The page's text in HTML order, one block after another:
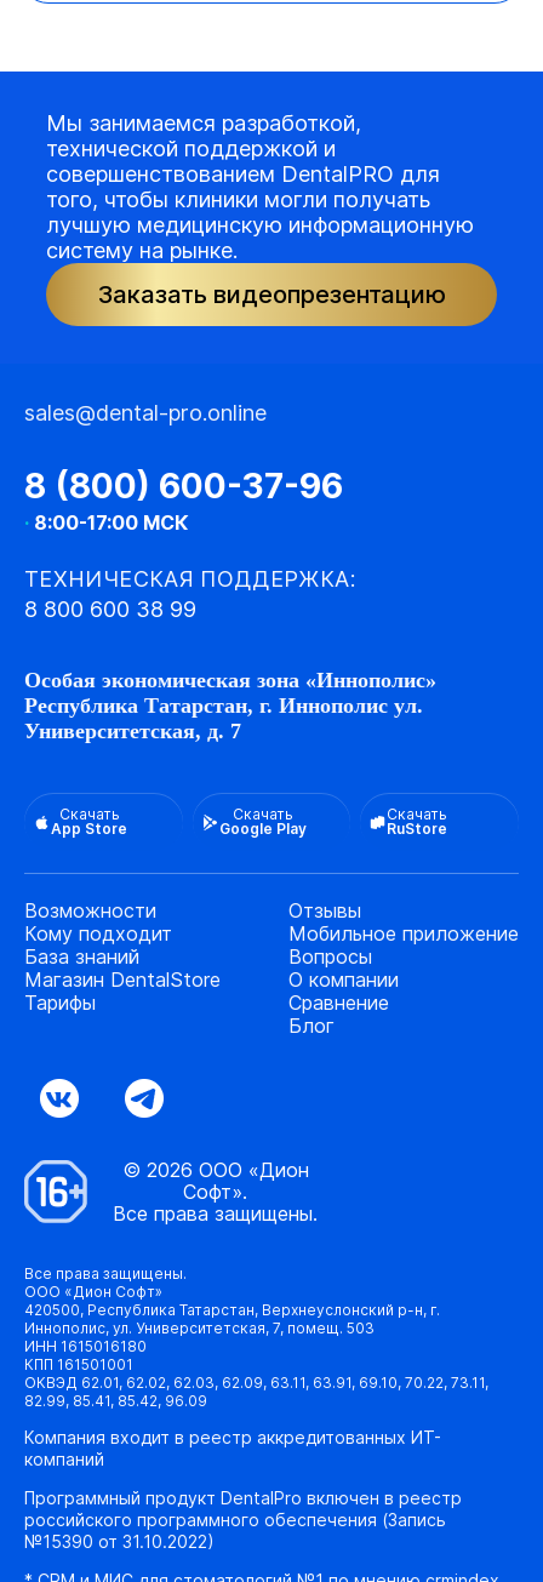
Мы занимаемся разработкой,
технической поддержкой и
совершенствованием DentalPRO для
того, чтобы клиники могли получать
лучшую медицинскую информационную
систему на рынке.
Заказать видеопрезентацию
sales@dental-pro.online
8 (800) 600-37-96
· 8:00-17:00 МСК
ТЕХНИЧЕСКАЯ ПОДДЕРЖКА:
8 800 600 38 99
Особая экономическая зона «Иннополис»
Республика Татарстан, г. Иннополис ул.
Университетская, д. 7
Скачать
App Store
Скачать
Google Play
Скачать
RuStore
Возможности
Кому подходит
База знаний
Магазин DentalStore
Тарифы
Отзывы
Мобильное приложение
Вопросы
О компании
Сравнение
Блог
© 2026 ООО «Дион
Софт».
Все права защищены.
Все права защищены.
ООО «Дион Софт»
420500, Республика Татарстан, Верхнеуслонский р-н, г.
Иннополис, ул. Университетская, 7, помещ. 503
ИНН 1615016180
КПП 161501001
ОКВЭД 62.01, 62.02, 62.03, 62.09, 63.11, 63.91, 69.10, 70.22, 73.11,
82.99, 85.41, 85.42, 96.09
Компания входит в реестр аккредитованных ИТ-
компаний
Программный продукт DentalPro включен в реестр
российского программного обеспечения (Запись
№15390 от 31.10.2022)